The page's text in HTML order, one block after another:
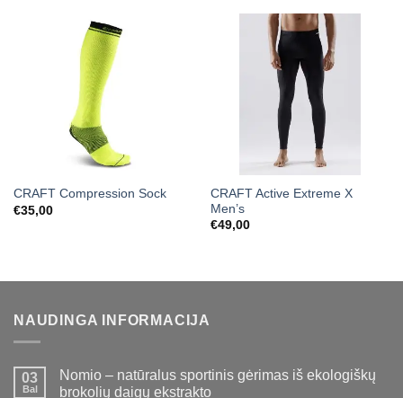
CRAFT Compression Sock
€35,00
CRAFT Active Extreme X
Men’s
€49,00
NAUDINGA INFORMACIJA
03
Bal
Nomio – natūralus sportinis gėrimas iš ekologiškų
brokolių daigų ekstrakto